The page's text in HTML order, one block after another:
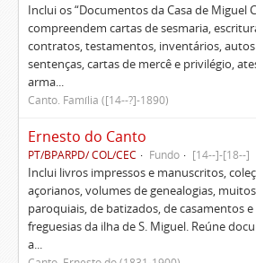
Inclui os “Documentos da Casa de Miguel
compreendem cartas de sesmaria,
contratos, testamentos, inventários,
sentenças, cartas de mercê e privilégio,
arma...
Canto. Família ([14--?]-1890)
Ernesto do Canto
PT/BPARPD/ COL/CEC Fundo [14--]-[18--]
Inclui livros impressos e manuscritos,
açorianos, volumes de genealogias,
paroquiais, de batizados, de casamentos
freguesias da ilha de S. Miguel. Reúne
a...